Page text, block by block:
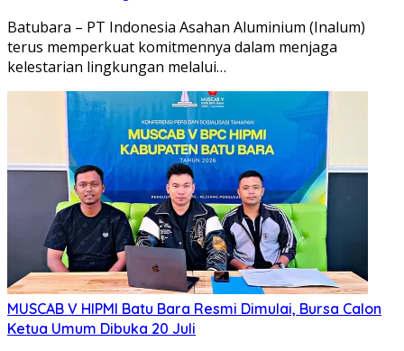
Batubara – PT Indonesia Asahan Aluminium (Inalum)
terus memperkuat komitmennya dalam menjaga
kelestarian lingkungan melalui…
MUSCAB V HIPMI Batu Bara Resmi Dimulai, Bursa Calon
Ketua Umum Dibuka 20 Juli